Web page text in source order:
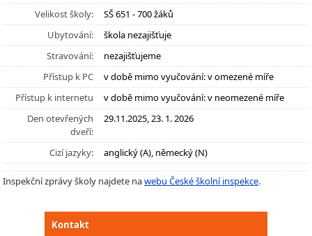
Velikost školy:
SŠ 651 - 700 žáků
Ubytování:
škola nezajišťuje
Stravování:
nezajišťujeme
Přístup k PC
v době mimo vyučování: v omezené míře
Přístup k internetu
v době mimo vyučování: v neomezené míře
Den otevřených
dveří:
29.11.2025, 23. 1. 2026
Cizí jazyky: anglický (A), německý (N)
Inspekční zprávy školy najdete nawebu České školní inspekce.
Kontakt